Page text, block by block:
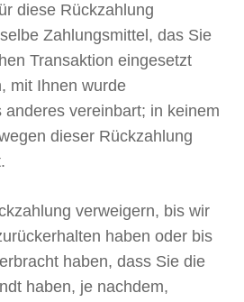
diese Rückzahlung
Zahlungsmittel, das Sie
Transaktion eingesetzt
mit Ihnen wurde
vereinbart; in keinem
dieser Rückzahlung
verweigern, bis wir
haben oder bis
haben, dass Sie die
haben, je nachdem,